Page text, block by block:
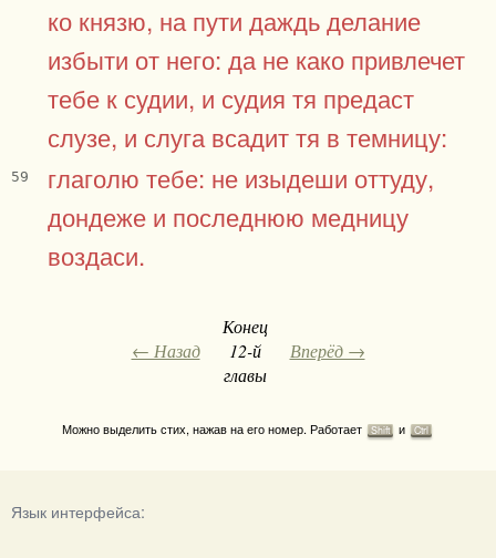
ко князю, на пути даждь делание
избыти от него: да не како привлечет
тебе к судии, и судия тя предаст
слузе, и слуга всадит тя в темницу:
59
глаголю тебе: не изыдеши оттуду,
дондеже и последнюю медницу
воздаси.
← Назад
Конец
12-й
главы
Вперёд →
Можно выделить стих, нажав на его номер. Работает Shift и Ctrl
Язык интерфейса: